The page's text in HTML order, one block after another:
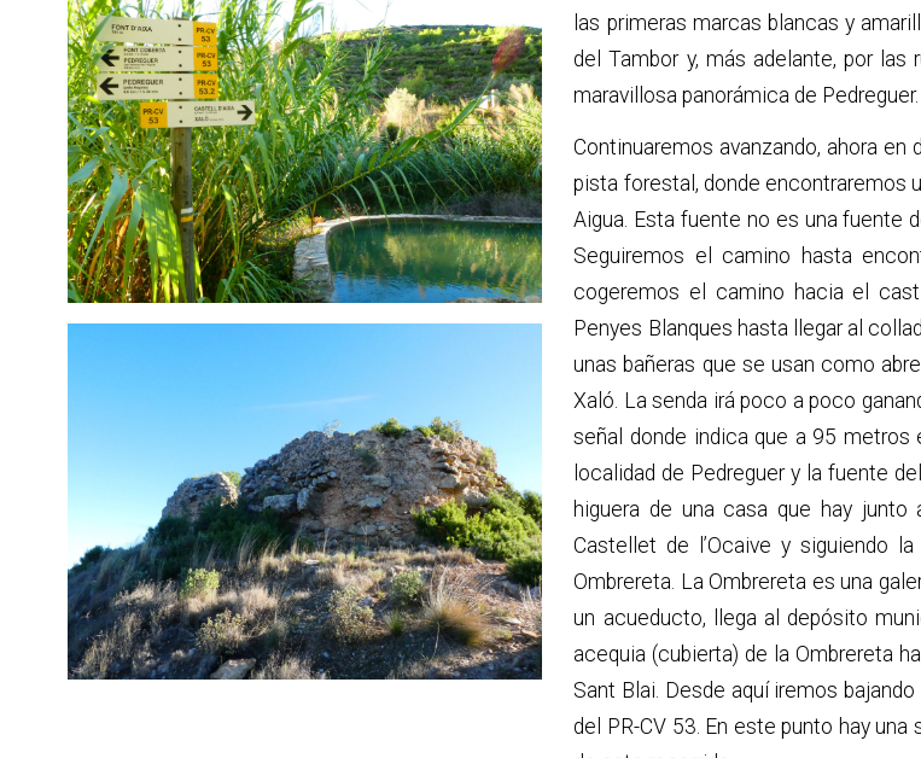
las primeras marcas blancas y
del Tambor y, más adelante, por las
maravillosa panorámica de Pedreguer.
Continuaremos avanzando, ahora
pista forestal, donde encontraremos
Aigua. Esta fuente no es una fuente
Seguiremos el camino hasta
cogeremos el camino hacia el
Penyes Blanques hasta llegar al
unas bañeras que se usan como
Xaló. La senda irá poco a poco
señal donde indica que a 95
localidad de Pedreguer y la fuente
higuera de una casa que hay junto
Castellet de l’Ocaive y siguiendo
Ombrereta. La Ombrereta es una
un acueducto, llega al depósito
acequia (cubierta) de la Ombrereta
Sant Blai. Desde aquí iremos
del PR-CV 53. En este punto hay